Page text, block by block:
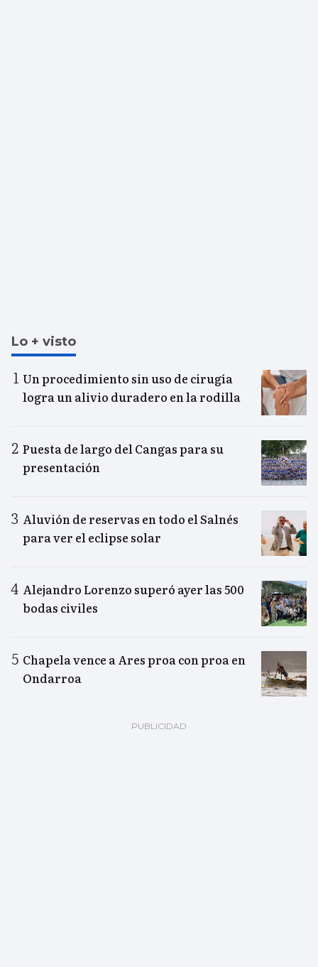
Lo + visto
Un procedimiento sin uso de cirugía
logra un alivio duradero en la rodilla
Puesta de largo del Cangas para su
presentación
Aluvión de reservas en todo el Salnés
para ver el eclipse solar
Alejandro Lorenzo superó ayer las 500
bodas civiles
Chapela vence a Ares proa con proa en
Ondarroa